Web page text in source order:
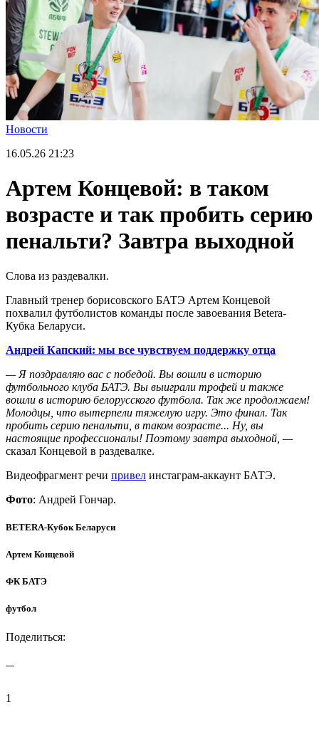
Новости
16.05.26 21:23
Артем Концевой: в таком
возрасте и так пробить серию
пенальти? Завтра выходной
Слова из раздевалки.
Главный тренер борисовского БАТЭ Артем Концевой
похвалил футболистов команды после завоевания Betera-
Кубка Беларуси.
Андрей Капский: мы все чувствуем поддержку отца
— Я поздравляю вас с победой. Вы вошли в историю
футбольного клуба БАТЭ. Вы выиграли трофей и также
вошли в историю белорусского футбола. Так же продолжаем!
Молодцы, что вытерпели тяжелую игру. Это финал. Так
пробить серию пенальти, в таком возрасте... Ну, вы
настоящие профессионалы! Поэтому завтра выходной, —
сказал Концевой в раздевалке.
Видеофрагмент речи привел инстаграм-аккаунт БАТЭ.
Фото: Андрей Гончар.
BETERA-Кубок Беларуси
Артем Концевой
ФК БАТЭ
футбол
Поделиться:
1